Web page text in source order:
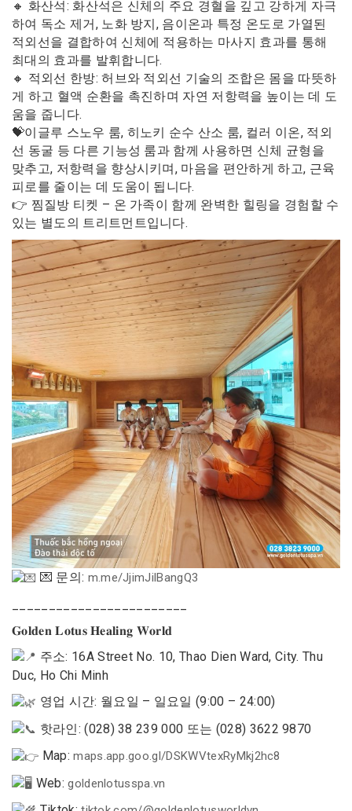
🔸 화산석: 화산석은 신체의 주요 경혈을 깊고 강하게 자극
하여 독소 제거, 노화 방지, 음이온과 특정 온도로 가열된
적외선을 결합하여 신체에 적용하는 마사지 효과를 통해
최대의 효과를 발휘합니다.
🔸 적외선 한방: 허브와 적외선 기술의 조합은 몸을 따뜻하
게 하고 혈액 순환을 촉진하며 자연 저항력을 높이는 데 도
움을 줍니다.
💝이글루 스노우 룸, 히노키 순수 산소 룸, 컬러 이온, 적외
선 동굴 등 다른 기능성 룸과 함께 사용하면 신체 균형을
맞추고, 저항력을 향상시키며, 마음을 편안하게 하고, 근육
피로를 줄이는 데 도움이 됩니다.
👉 찜질방 티켓 – 온 가족이 함께 완벽한 힐링을 경험할 수
있는 별도의 트리트먼트입니다.
💌 문의: m.me/JjimJilBangQ3
𝐆𝐨𝐥𝐝𝐞𝐧 𝐋𝐨𝐭𝐮𝐬 𝐇𝐞𝐚𝐥𝐢𝐧𝐠 𝐖𝐨𝐫𝐥𝐝
주소: 16A Street No. 10, Thao Dien Ward, City. Thu
Duc, Ho Chi Minh
영업 시간: 월요일 – 일요일 (9:00 – 24:00)
핫라인: (028) 38 239 000 또는 (028) 3622 9870
Map:maps.app.goo.gl/DSKWVtexRyMkj2hc8
Web:goldenlotusspa.vn